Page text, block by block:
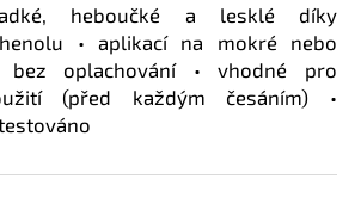
heboučké a lesklé díky
• aplikací na mokré nebo
oplachování • vhodné pro
(před každým česáním) •